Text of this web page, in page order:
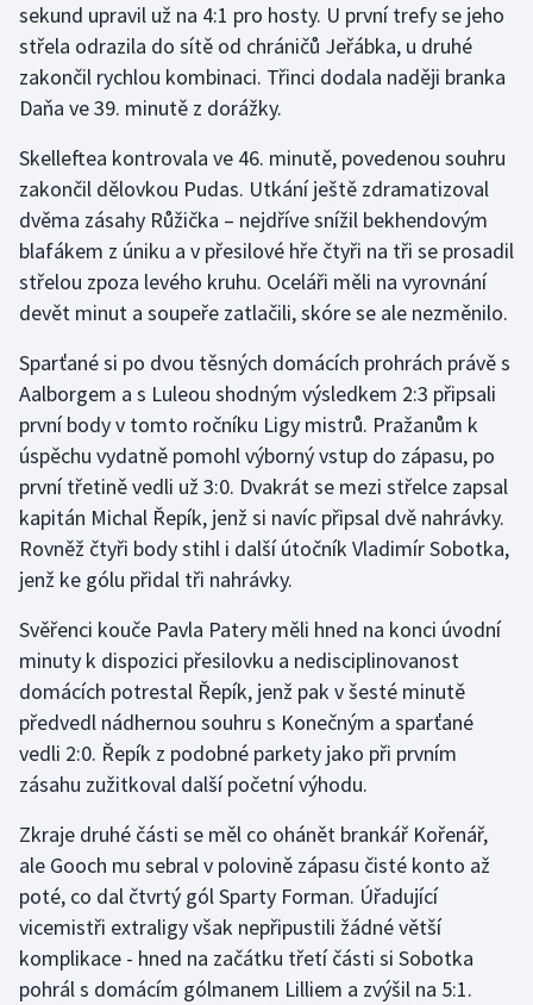
Motorsport
Olympijské hry
Parasport
Plavání
Plážový volejbal
Ragby
Rychlobruslení
Rychlostní kanoistika
Short track
Sportovní střelba
Triatlon
Veslování
Vodní slalom
Volejbal
Ostatní
sekund upravil už na 4:1 pro hosty. U první trefy se jeho
střela odrazila do sítě od chráničů Jeřábka, u druhé
zakončil rychlou kombinaci. Třinci dodala naději branka
Daňa ve 39. minutě z dorážky.
Skelleftea kontrovala ve 46. minutě, povedenou souhru
zakončil dělovkou Pudas. Utkání ještě zdramatizoval
dvěma zásahy Růžička – nejdříve snížil bekhendovým
blafákem z úniku a v přesilové hře čtyři na tři se prosadil
střelou zpoza levého kruhu. Oceláři měli na vyrovnání
devět minut a soupeře zatlačili, skóre se ale nezměnilo.
Sparťané si po dvou těsných domácích prohrách právě s
Aalborgem a s Luleou shodným výsledkem 2:3 připsali
první body v tomto ročníku Ligy mistrů. Pražanům k
úspěchu vydatně pomohl výborný vstup do zápasu, po
první třetině vedli už 3:0. Dvakrát se mezi střelce zapsal
kapitán Michal Řepík, jenž si navíc připsal dvě nahrávky.
Rovněž čtyři body stihl i další útočník Vladimír Sobotka,
jenž ke gólu přidal tři nahrávky.
Svěřenci kouče Pavla Patery měli hned na konci úvodní
minuty k dispozici přesilovku a nedisciplinovanost
domácích potrestal Řepík, jenž pak v šesté minutě
předvedl nádhernou souhru s Konečným a sparťané
vedli 2:0. Řepík z podobné parkety jako při prvním
zásahu zužitkoval další početní výhodu.
Zkraje druhé části se měl co ohánět brankář Kořenář,
ale Gooch mu sebral v polovině zápasu čisté konto až
poté, co dal čtvrtý gól Sparty Forman. Úřadující
vicemistři extraligy však nepřipustili žádné větší
komplikace - hned na začátku třetí části si Sobotka
pohrál s domácím gólmanem Lilliem a zvýšil na 5:1.